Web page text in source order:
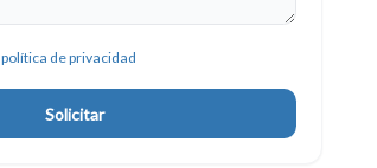
política de privacidad
Solicitar